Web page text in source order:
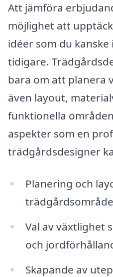
Att jämföra
möjlighet att
idéer som du
tidigare.
bara om att planera
även layout,
funktionella
aspekter som en
trädgårdsdesigner
Planering och
trädgårdsområde
Val av växtlighet
och
Skapande av